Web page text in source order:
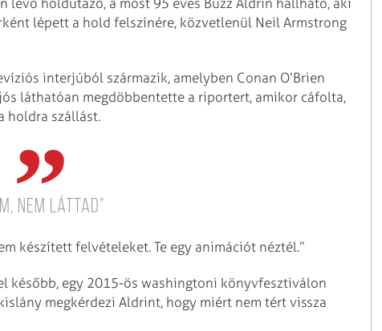
lépett a hold felszínére, közvetlenül Neil Armstrong
interjúból származik, amelyben Conan O’Brien
láthatóan megdöbbentette a riportert, amikor cáfolta,
holdra szállást.
nem láttad”
készített felvételeket. Te egy animációt néztél.”
később, egy 2015-ös washingtoni könyvfesztiválon
megkérdezi Aldrint, hogy miért nem tért vissza